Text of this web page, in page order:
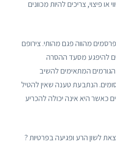
פיצוי, צריכים להיות מכוונים
מהווה פגם מהותי. צירופם
להיפגע מסעד ההסרה
המתאימים להשיב
הנתבעת טענה שאין להטיל
כאשר היא אינה יכולה להכריע
לשון הרע ופגיעה בפרטיות ?